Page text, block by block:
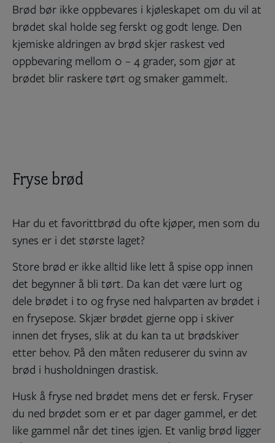
Brød bør ikke oppbevares i kjøleskapet om du vil at
brødet skal holde seg ferskt og godt lenge. Den
kjemiske aldringen av brød skjer raskest ved
oppbevaring mellom 0 – 4 grader, som gjør at
brødet blir raskere tørt og smaker gammelt.
Fryse brød
Har du et favorittbrød du ofte kjøper, men som du
synes er i det største laget?
Store brød er ikke alltid like lett å spise opp innen
det begynner å bli tørt. Da kan det være lurt og
dele brødet i to og fryse ned halvparten av brødet i
en frysepose. Skjær brødet gjerne opp i skiver
innen det fryses, slik at du kan ta ut brødskiver
etter behov. På den måten reduserer du svinn av
brød i husholdningen drastisk.
Husk å fryse ned brødet mens det er fersk. Fryser
du ned brødet som er et par dager gammel, er det
like gammel når det tines igjen. Et vanlig brød ligger